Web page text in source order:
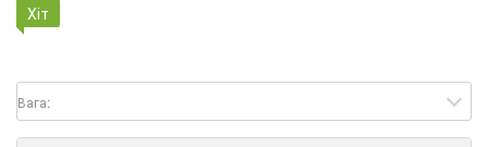
Хіт
Вага: